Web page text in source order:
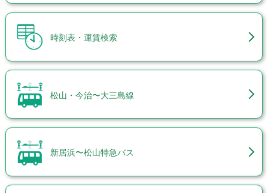
時刻表・運賃検索
松山・今治〜大三島線
新居浜〜松山特急バス